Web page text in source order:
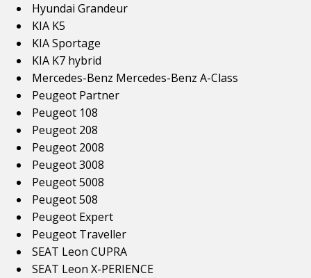
Hyundai Grandeur
KIA K5
KIA Sportage
KIA K7 hybrid
Mercedes-Benz Mercedes-Benz A-Class
Peugeot Partner
Peugeot 108
Peugeot 208
Peugeot 2008
Peugeot 3008
Peugeot 5008
Peugeot 508
Peugeot Expert
Peugeot Traveller
SEAT Leon CUPRA
SEAT Leon X-PERIENCE